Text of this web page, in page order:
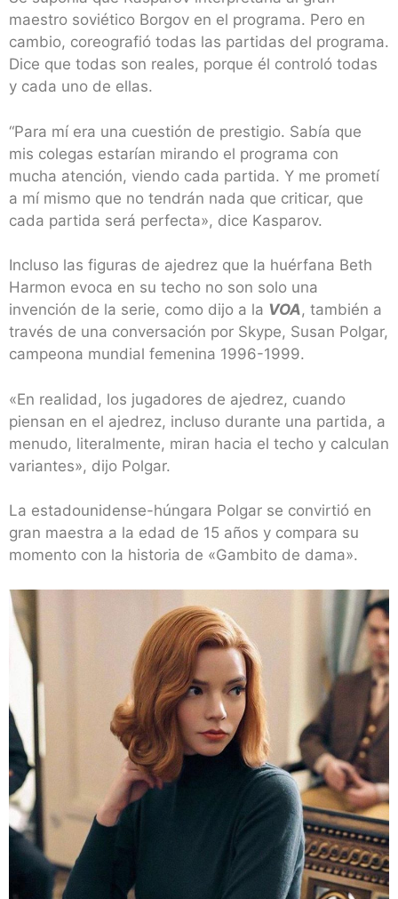
maestro soviético Borgov en el programa. Pero en
cambio, coreografió todas las partidas del programa.
Dice que todas son reales, porque él controló todas
y cada uno de ellas.
“Para mí era una cuestión de prestigio. Sabía que
mis colegas estarían mirando el programa con
mucha atención, viendo cada partida. Y me prometí
a mí mismo que no tendrán nada que criticar, que
cada partida será perfecta», dice Kasparov.
Incluso las figuras de ajedrez que la huérfana Beth
Harmon evoca en su techo no son solo una
invención de la serie, como dijo a la VOA, también a
través de una conversación por Skype, Susan Polgar,
campeona mundial femenina 1996-1999.
«En realidad, los jugadores de ajedrez, cuando
piensan en el ajedrez, incluso durante una partida, a
menudo, literalmente, miran hacia el techo y calculan
variantes», dijo Polgar.
La estadounidense-húngara Polgar se convirtió en
gran maestra a la edad de 15 años y compara su
momento con la historia de «Gambito de dama».